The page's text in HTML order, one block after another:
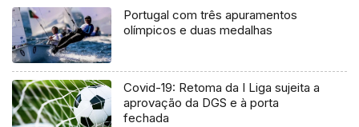
Portugal com três apuramentos
olímpicos e duas medalhas
Covid-19: Retoma da I Liga sujeita a
aprovação da DGS e à porta
fechada